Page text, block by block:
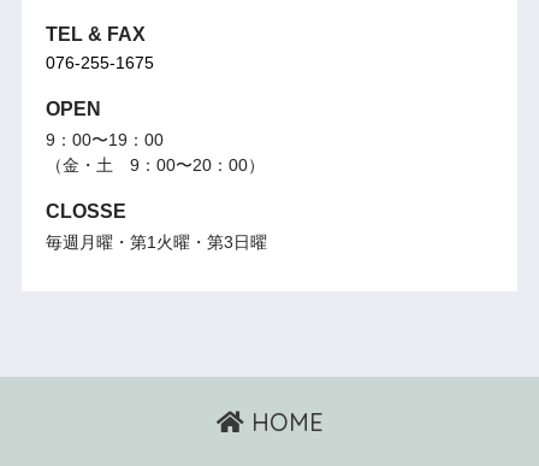
TEL & FAX
076-255-1675
OPEN
9：00〜19：00
（金・土 9：00〜20：00）
CLOSSE
毎週月曜・第1火曜・第3日曜
HOME